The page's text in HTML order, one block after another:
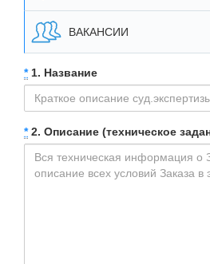
ВАКАНСИИ
*1. Название
*2. Описание (техническое